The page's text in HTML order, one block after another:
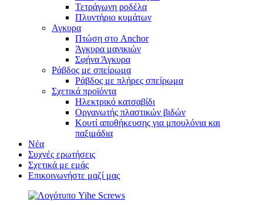
Τετράγωνη ροδέλα
Πλυντήριο κυμάτων
Αγκυρα
Πτώση στο Anchor
Άγκυρα μανικιών
Σφήνα Άγκυρα
Ράβδος με σπείρωμα
Ράβδος με πλήρες σπείρωμα
Σχετικά προϊόντα
Ηλεκτρικό κατσαβίδι
Οργανωτής πλαστικών βιδών
Κουτί αποθήκευσης για μπουλόνια και
παξιμάδια
Νέα
Συχνές ερωτήσεις
Σχετικά με εμάς
Επικοινωνήστε μαζί μας